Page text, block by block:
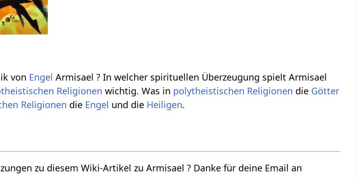
von Engel Armisael ? In welcher spirituellen Überzeugung spielt Armisael
Religionen wichtig. Was in polytheistischen Religionen die Götter
Religionen die Engel und die Heiligen.
zu diesem Wiki-Artikel zu Armisael ? Danke für deine Email an